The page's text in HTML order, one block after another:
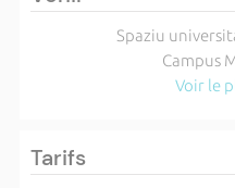
Spaziu
Campus
Voir le
Tarifs